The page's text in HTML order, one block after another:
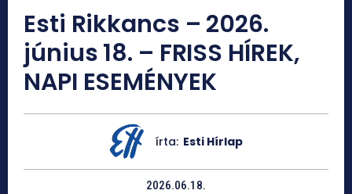
Esti Rikkancs – 2026.
június 18. – FRISS HÍREK,
NAPI ESEMÉNYEK
írta: Esti Hírlap
2026.06.18.